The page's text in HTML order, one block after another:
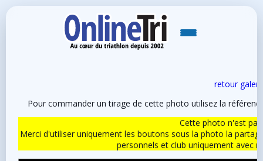
retour
Pour commander un tirage de cette photo utilisez la
Cette photo n'est
Merci d'utiliser uniquement les boutons sous la photo la
personnels et club uniquement avec